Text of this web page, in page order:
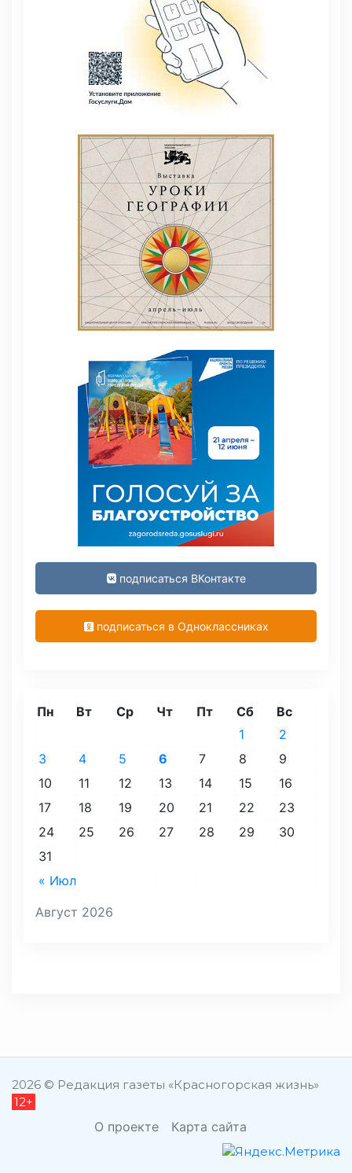
подписаться ВКонтакте
подписаться в Одноклассниках
Август 2026
Пн Вт Ср Чт Пт Сб Вс
« Июл
1
2
3
4 5 6 7 8
9
10
11 12 13 14 15
16
17
18 19 20 21 22
23
24
25 26 27 28 29
30
31
2026 © Редакция газеты «Красногорская жизнь»
12+
О проекте Карта сайта